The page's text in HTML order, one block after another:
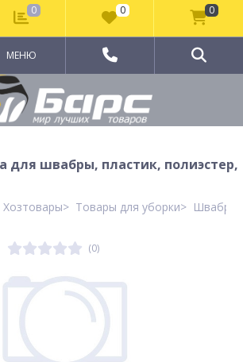
МЕНЮ
для швабры, пластик, полиэстер,
Хозтовары Товары для уборки Швабры,
(0)
0 0 0